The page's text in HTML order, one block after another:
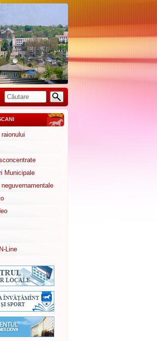
Municipale
Line